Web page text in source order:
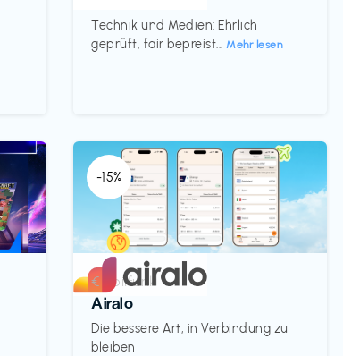
Technik und Medien: Ehrlich
geprüft, fair bepreist...Mehr lesen
-15%
Mobilfunk
Airalo
Die bessere Art, in Verbindung zu
bleiben
€‎